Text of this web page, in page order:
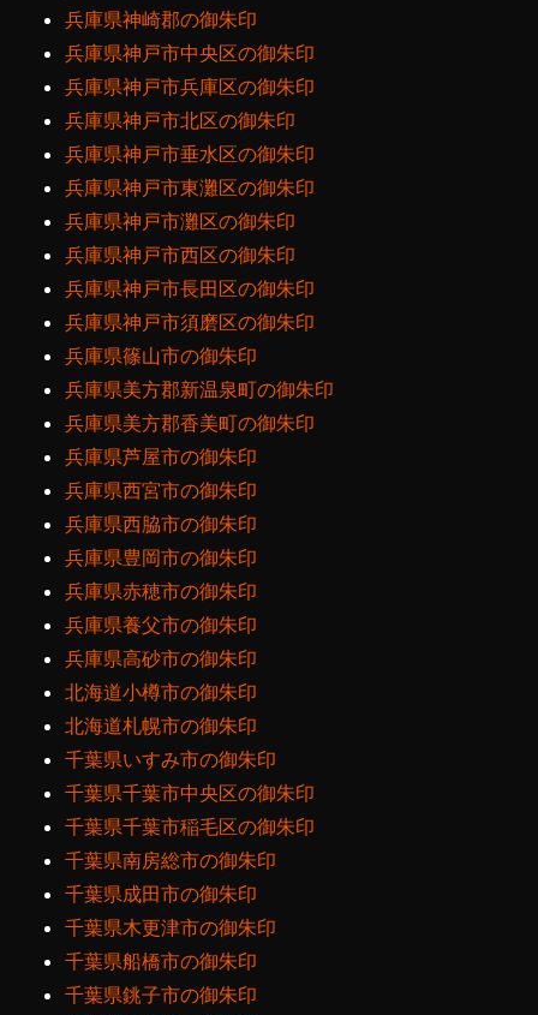
兵庫県神崎郡の御朱印
兵庫県神戸市中央区の御朱印
兵庫県神戸市兵庫区の御朱印
兵庫県神戸市北区の御朱印
兵庫県神戸市垂水区の御朱印
兵庫県神戸市東灘区の御朱印
兵庫県神戸市灘区の御朱印
兵庫県神戸市西区の御朱印
兵庫県神戸市長田区の御朱印
兵庫県神戸市須磨区の御朱印
兵庫県篠山市の御朱印
兵庫県美方郡新温泉町の御朱印
兵庫県美方郡香美町の御朱印
兵庫県芦屋市の御朱印
兵庫県西宮市の御朱印
兵庫県西脇市の御朱印
兵庫県豊岡市の御朱印
兵庫県赤穂市の御朱印
兵庫県養父市の御朱印
兵庫県高砂市の御朱印
北海道小樽市の御朱印
北海道札幌市の御朱印
千葉県いすみ市の御朱印
千葉県千葉市中央区の御朱印
千葉県千葉市稲毛区の御朱印
千葉県南房総市の御朱印
千葉県成田市の御朱印
千葉県木更津市の御朱印
千葉県船橋市の御朱印
千葉県銚子市の御朱印